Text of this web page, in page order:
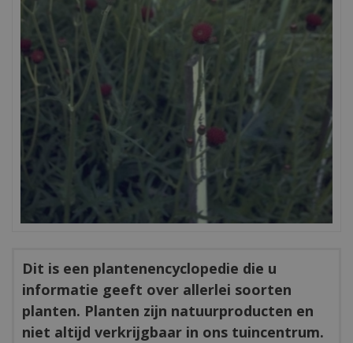
Dit is een plantenencyclopedie die u
informatie geeft over allerlei soorten
planten. Planten zijn natuurproducten en
niet altijd verkrijgbaar in ons tuincentrum.